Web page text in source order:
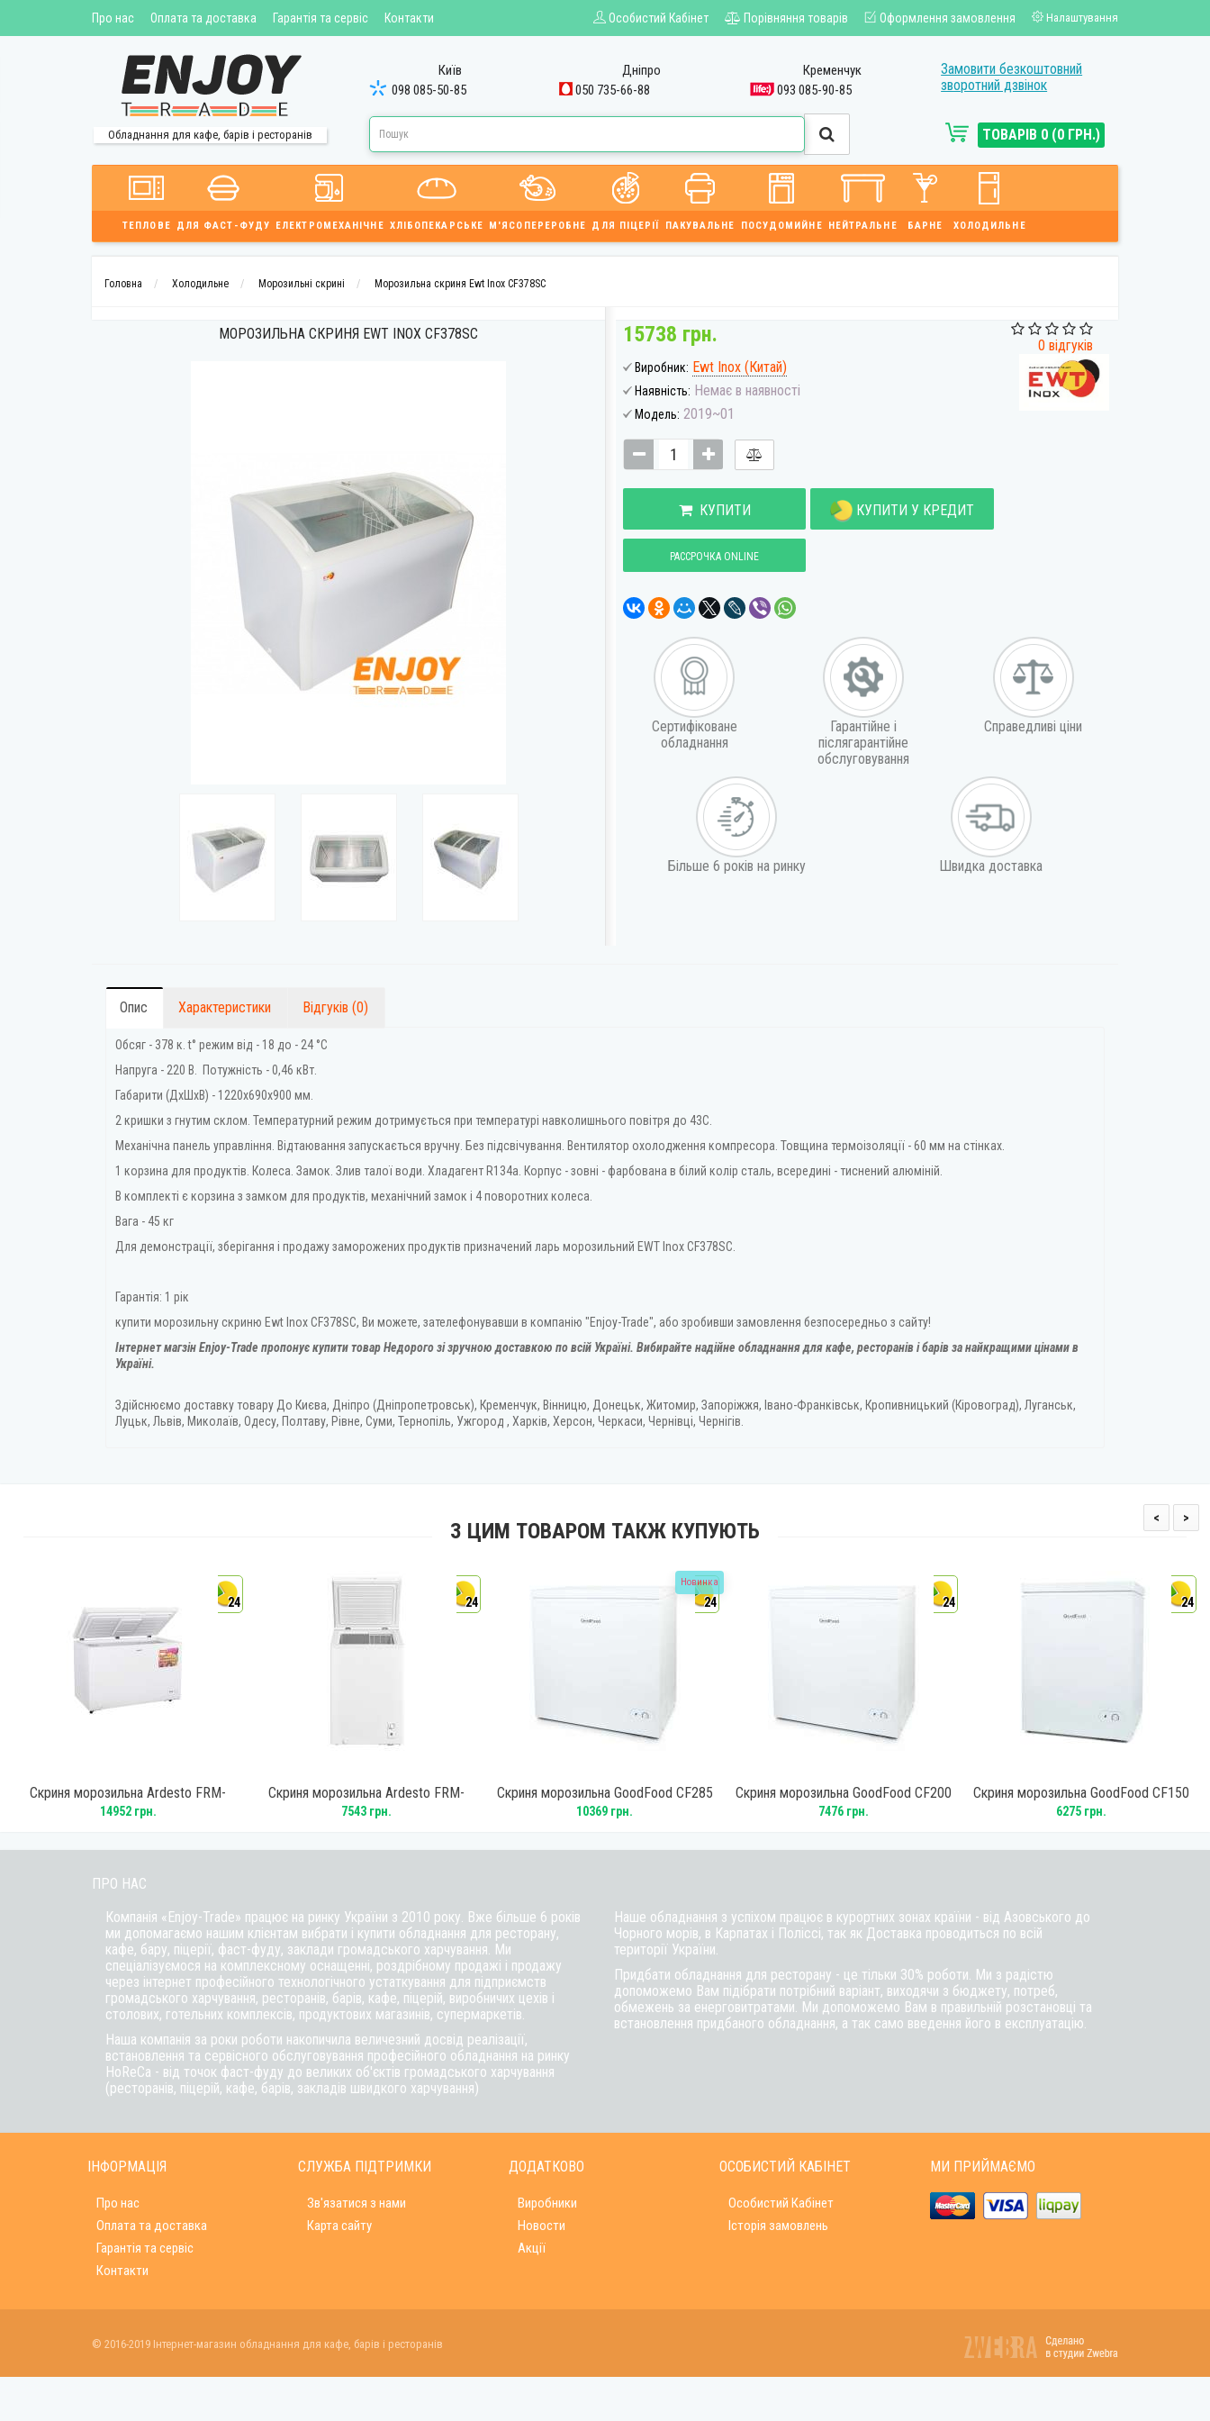
Про нас Оплата та доставка Гарантія та сервіс Контакти Особистий Кабінет Порівняння товарів Оформлення замовлення Налаштування
Обладнання для кафе, барів і ресторанів
Київ
098 085-50-85
Дніпро
050 735-66-88
Кременчук
093 085-90-85
Замовити безкоштовний
зворотний дзвінок
ТОВАРІВ 0 (0 ГРН.)
ТЕПЛОВЕ ДЛЯ ФАСТ-ФУДУ ЕЛЕКТРОМЕХАНІЧНЕ ХЛІБОПЕКАРСЬКЕ М'ЯСОПЕРЕРОБНЕ ДЛЯ ПІЦЕРІЇ ПАКУВАЛЬНЕ ПОСУДОМИЙНЕ НЕЙТРАЛЬНЕ БАРНЕ ХОЛОДИЛЬНЕ
Головна Холодильне Морозильні скрині Морозильна скриня Ewt Inox CF378SC
МОРОЗИЛЬНА СКРИНЯ EWT INOX CF378SC
0 відгуків
15738 грн.
Виробник: Ewt Inox (Китай)
Наявність: Немає в наявності
Модель: 2019~01
КУПИТИ КУПИТИ У КРЕДИТ
РАССРОЧКА ONLINE
Сертифіковане
обладнання
Гарантійне і
післягарантійне
обслуговування
Справедливі ціни
Більше 6 років на ринку Швидка доставка
Опис Характеристики Відгуків (0)
Обсяг - 378 к. t° режим від - 18 до - 24 °C
Напруга - 220 В. Потужність - 0,46 кВт.
Габарити (ДхШхВ) - 1220x690x900 мм.
2 кришки з гнутим склом. Температурний режим дотримується при температурі навколишнього повітря до 43С.
Механічна панель управління. Відтаювання запускається вручну. Без підсвічування. Вентилятор охолодження компресора. Товщина термоізоляції - 60 мм на стінках.
1 корзина для продуктів. Колеса. Замок. Злив талої води. Хладагент R134a. Корпус - зовні - фарбована в білий колір сталь, всередині - тиснений алюміній.
В комплекті є корзина з замком для продуктів, механічний замок і 4 поворотних колеса.
Вага - 45 кг
Для демонстрації, зберігання і продажу заморожених продуктів призначений ларь морозильний EWT Inox CF378SC.
Гарантія: 1 рік
купити морозильну скриню Ewt Inox CF378SC, Ви можете, зателефонувавши в компанію "Enjoy-Trade", або зробивши замовлення безпосередньо з сайту!
Інтернет магзін Enjoy-Trade пропонує купити товарНедорого зі зручною доставкою по всій Україні. Вибирайте надійне обладнання для кафе, ресторанів і барів за найкращими цінами в
Україні.
Здійснюємо доставку товару До Києва, Дніпро (Дніпропетровськ), Кременчук, Вінницю, Донецьк, Житомир, Запоріжжя, Івано-Франківськ, Кропивницький (Кіровоград), Луганськ,
Луцьк, Львів, Миколаїв, Одесу, Полтаву, Рівне, Суми, Тернопіль, Ужгород , Харків, Херсон, Черкаси, Чернівці, Чернігів.
З ЦИМ ТОВАРОМ ТАКЖ КУПУЮТЬ
24
Скриня морозильна Ardesto FRM-
362MCH
14952 грн.
24
Скриня морозильна Ardesto FRM-
100MCH
7543 грн.
Новинка
24
Скриня морозильна GoodFood CF285
White
10369 грн.
24
Скриня морозильна GoodFood CF200
White
7476 грн.
24
Скриня морозильна GoodFood CF150
White
6275 грн.
< >
ПРО НАС
Компанія «Enjoy-Trade» працює на ринку України з 2010 року. Вже більше 6 років
ми допомагаємо нашим клієнтам вибрати і купити обладнання для ресторану,
кафе, бару, піцерії, фаст-фуду, заклади громадського харчування. Ми
спеціалізуємося на комплексному оснащенні, роздрібному продажі і продажу
через інтернет професійного технологічного устаткування для підприємств
громадського харчування, ресторанів, барів, кафе, піцерій, виробничих цехів і
столових, готельних комплексів, продуктових магазинів, супермаркетів.
Наша компанія за роки роботи накопичила величезний досвід реалізації,
встановлення та сервісного обслуговування професійного обладнання на ринку
HoReCa - від точок фаст-фуду до великих об'єктів громадського харчування
(ресторанів, піцерій, кафе, барів, закладів швидкого харчування)
Наше обладнання з успіхом працює в курортних зонах країни - від Азовського до
Чорного морів, в Карпатах і Поліссі, так як Доставка проводиться по всій
території України.
Придбати обладнання для ресторану - це тільки 30% роботи. Ми з радістю
допоможемо Вам підібрати потрібний варіант, виходячи з бюджету, потреб,
обмежень за енерговитратами. Ми допоможемо Вам в правильній розстановці та
встановлення придбаного обладнання, а так само введення його в експлуатацію.
ІНФОРМАЦІЯ
Про нас
Оплата та доставка
Гарантія та сервіс
Контакти
СЛУЖБА ПІДТРИМКИ
Зв'язатися з нами
Карта сайту
ДОДАТКОВО
Виробники
Новости
Акції
ОСОБИСТИЙ КАБІНЕТ
Особистий Кабінет
Історія замовлень
МИ ПРИЙМАЄМО
© 2016-2019 Інтернет-магазин обладнання для кафе, барів і ресторанів